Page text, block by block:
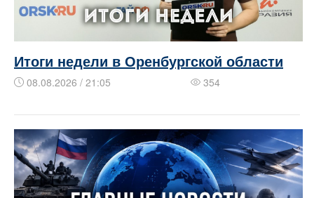
Итоги недели в Оренбургской области
08.08.2026 / 21:05 354